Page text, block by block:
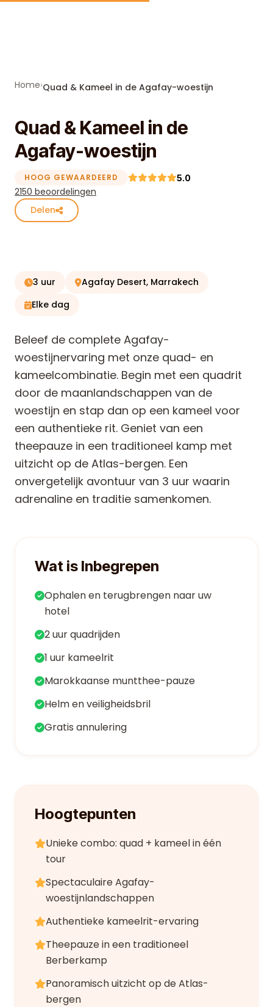
Skip to content
Home›Quad & Kameel in de Agafay-woestijn
Quad & Kameel in de
Agafay-woestijn
HOOG GEWAARDEERD 5.0
2150 beoordelingen
Delen
3 uur
Agafay Desert, Marrakech
Elke dag
Beleef de complete Agafay-
woestijnervaring met onze quad- en
kameelcombinatie. Begin met een quadrit
door de maanlandschappen van de
woestijn en stap dan op een kameel voor
een authentieke rit. Geniet van een
theepauze in een traditioneel kamp met
uitzicht op de Atlas-bergen. Een
onvergetelijk avontuur van 3 uur waarin
adrenaline en traditie samenkomen.
Wat is Inbegrepen
Ophalen en terugbrengen naar uw
hotel
2 uur quadrijden
1 uur kameelrit
Marokkaanse muntthee-pauze
Helm en veiligheidsbril
Gratis annulering
Hoogtepunten
Unieke combo: quad + kameel in één
tour
Spectaculaire Agafay-
woestijnlandschappen
Authentieke kameelrit-ervaring
Theepauze in een traditioneel
Berberkamp
Panoramisch uitzicht op de Atlas-
bergen